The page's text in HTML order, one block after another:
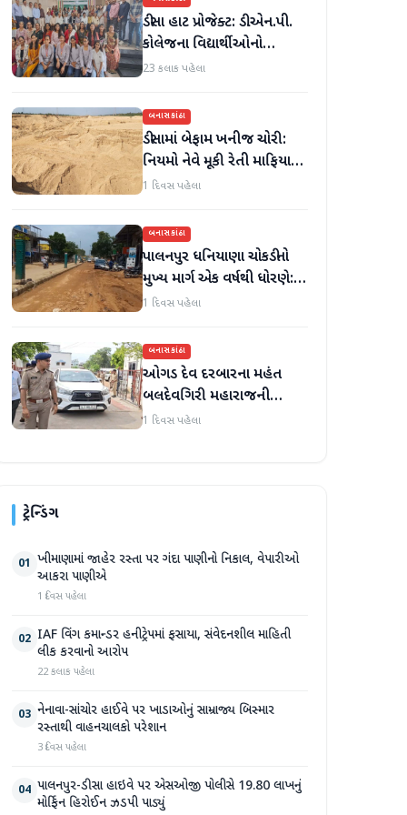
ડીસા હાટ પ્રોજેક્ટ: ડી.એન.પી.
કોલેજના વિદ્યાર્થીઓનો
ઉત્સાહભેર સહયોગ
23 કલાક પહેલા
બનાસકાંઠા
ડીસામાં બેફામ ખનીજ ચોરી:
નિયમો નેવે મૂકી રેતી માફિયાઓ
સક્રિય, તંત્ર સામે સવાલો
1 દિવસ પહેલા
બનાસકાંઠા
પાલનપુર ધનિયાણા ચોકડીનો
મુખ્ય માર્ગ એક વર્ષથી ધોરણે:
ગટરલાઇન પછી રસ્તો ન
1 દિવસ પહેલા
બનાસકાંઠા
ઓગડ દેવ દરબારના મહંત
બલદેવગિરી મહારાજની
અટકાયત બાદ જામીન પર
1 દિવસ પહેલા
ટ્રેન્ડિંગ
01 ખીમાણામાં જાહેર રસ્તા પર ગંદા પાણીનો નિકાલ, વેપારીઓ
આકરા પાણીએ
1 દિવસ પહેલા
02 IAF વિંગ કમાન્ડર હનીટ્રેપમાં ફસાયા, સંવેદનશીલ માહિતી
લીક કરવાનો આરોપ
22 કલાક પહેલા
03 નેનાવા-સાંચોર હાઈવે પર ખાડાઓનું સામ્રાજ્ય બિસ્માર
રસ્તાથી વાહનચાલકો પરેશાન
3 દિવસ પહેલા
04 પાલનપુર-ડીસા હાઇવે પર એસઓજી પોલીસે 19.80 લાખનું
મોર્ફિન હિરોઈન ઝડપી પાડ્યું